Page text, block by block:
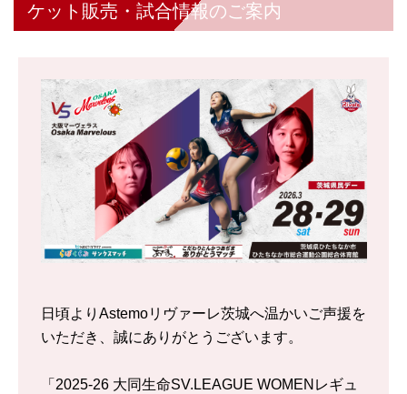
ケット販売・試合情報のご案内
日頃よりAstemoリヴァーレ茨城へ温かいご声援を
いただき、誠にありがとうございます。
「2025-26 大同生命SV.LEAGUE WOMENレギュ